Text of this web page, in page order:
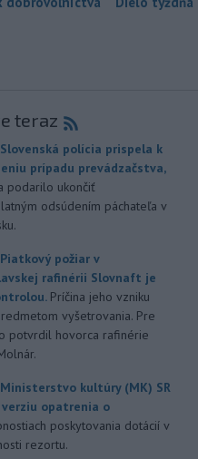
teraz
Slovenská polícia prispela k
prípadu prevádzačstva,
podarilo ukončiť
odsúdením páchateľa v
Piatkový požiar v
rafinérii Slovnaft je
Príčina jeho vzniku
vyšetrovania. Pre
potvrdil hovorca rafinérie
Ministerstvo kultúry (MK) SR
opatrenia o
poskytovania dotácií v
rezortu.